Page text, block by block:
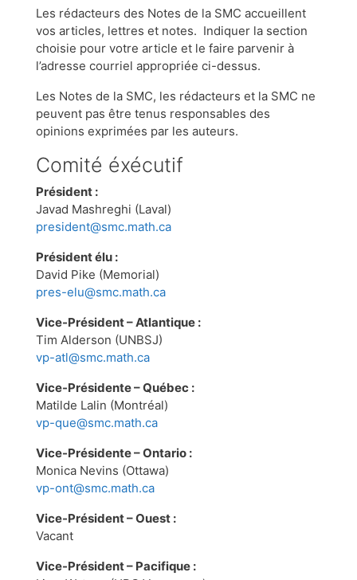
Les rédacteurs des Notes de la SMC accueillent
vos articles, lettres et notes. Indiquer la section
choisie pour votre article et le faire parvenir à
l’adresse courriel appropriée ci-dessus.
Les Notes de la SMC, les rédacteurs et la SMC ne
peuvent pas être tenus responsables des
opinions exprimées par les auteurs.
Comité éxécutif
Président :
Javad Mashreghi (Laval)
president@smc.math.ca
Président élu :
David Pike (Memorial)
pres-elu@smc.math.ca
Vice-Président – Atlantique :
Tim Alderson (UNBSJ)
vp-atl@smc.math.ca
Vice-Présidente – Québec :
Matilde Lalin (Montréal)
vp-que@smc.math.ca
Vice-Présidente – Ontario :
Monica Nevins (Ottawa)
vp-ont@smc.math.ca
Vice-Président – Ouest :
Vacant
Vice-Président – Pacifique :